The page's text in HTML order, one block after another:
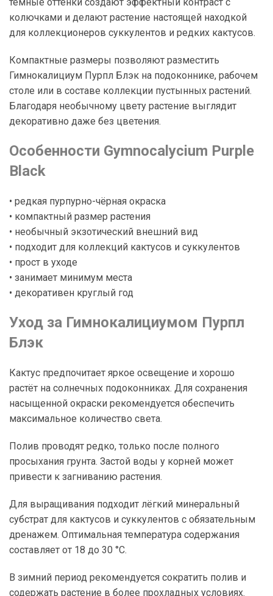
колючками и делают растение настоящей находкой
для коллекционеров суккулентов и редких кактусов.
Компактные размеры позволяют разместить
Гимнокалициум Пурпл Блэк на подоконнике, рабочем
столе или в составе коллекции пустынных растений.
Благодаря необычному цвету растение выглядит
декоративно даже без цветения.
Особенности Gymnocalycium Purple
Black
• редкая пурпурно-чёрная окраска
• компактный размер растения
• необычный экзотический внешний вид
• подходит для коллекций кактусов и суккулентов
• прост в уходе
• занимает минимум места
• декоративен круглый год
Уход за Гимнокалициумом Пурпл
Блэк
Кактус предпочитает яркое освещение и хорошо
растёт на солнечных подоконниках. Для сохранения
насыщенной окраски рекомендуется обеспечить
максимальное количество света.
Полив проводят редко, только после полного
просыхания грунта. Застой воды у корней может
привести к загниванию растения.
Для выращивания подходит лёгкий минеральный
субстрат для кактусов и суккулентов с обязательным
дренажем. Оптимальная температура содержания
составляет от 18 до 30 °C.
В зимний период рекомендуется сократить полив и
содержать растение в более прохладных условиях.